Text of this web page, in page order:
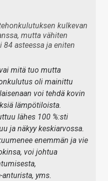
kulkevan
mutta vähiten
asteessa ja eniten
mitä tuo mutta
oli mainittu
voi tehdä kovin
lämpötiloista.
lähes 100 %:sti
ja näkyy keskiarvossa.
enemmän ja vie
voi johtua
yms.